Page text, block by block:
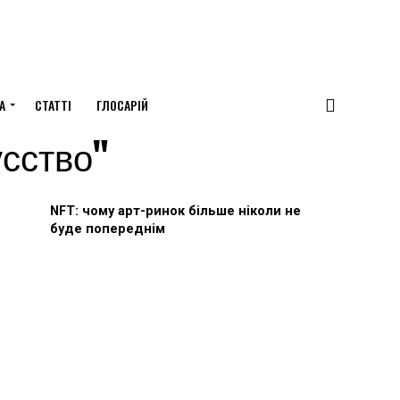
СТАТТІ ГЛОСАРІЙ
NFT: чому арт-ринок більше ніколи не
буде попереднім